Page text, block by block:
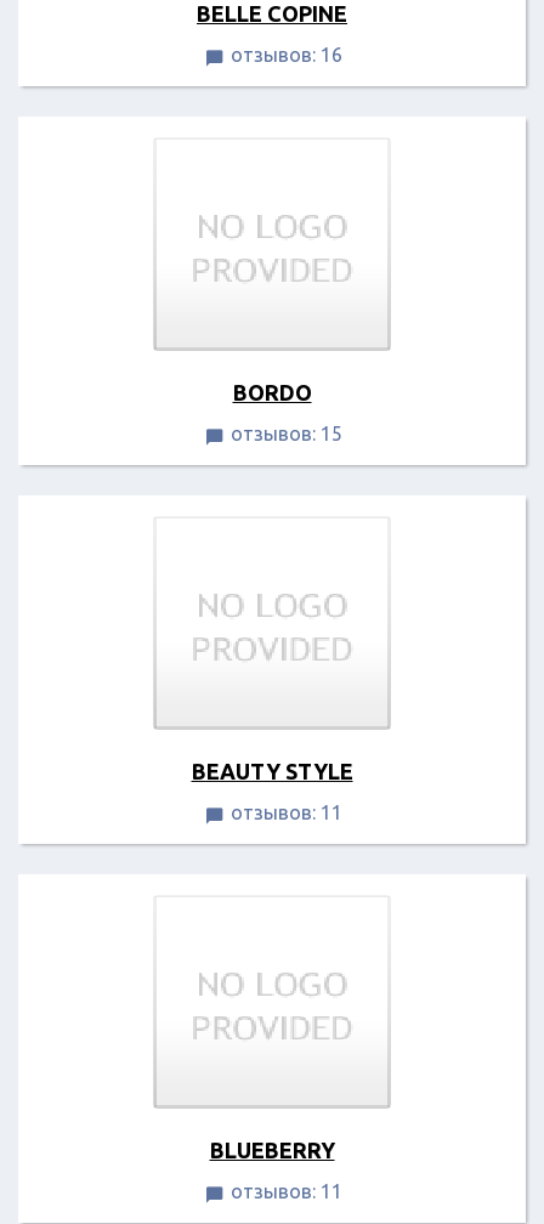
BELLE COPINE
 отзывов: 16
BORDO
 отзывов: 15
BEAUTY STYLE
 отзывов: 11
BLUEBERRY
 отзывов: 11